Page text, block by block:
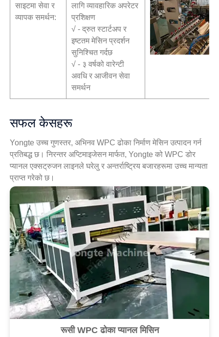
साइटमा सेवा र
व्यापक समर्थन:
लागि व्यावहारिक अपरेटर
प्रशिक्षण
√ - द्रुत स्टार्टअप र
इष्टतम मेसिन प्रदर्शन
सुनिश्चित गर्दछ
√ - ३ वर्षको वारेन्टी
अवधि र आजीवन सेवा
समर्थन
सफल केसहरू
Yongte उच्च गुणस्तर, अभिनव WPC ढोका निर्माण मेसिन उत्पादन गर्न
प्रतिबद्ध छ। निरन्तर अप्टिमाइजेसन मार्फत, Yongte को WPC डोर
प्यानल एक्सट्रुजन लाइनले घरेलु र अन्तर्राष्ट्रिय बजारहरूमा उच्च मान्यता
प्राप्त गरेको छ।
रूसी WPC ढोका प्यानल मिसिन